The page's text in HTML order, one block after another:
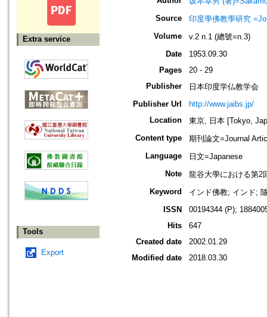
Extra service
Tools
Export
Source
印度學佛教學研究
Volume
v.2 n.1 (總號=n.3)
Date
1953.09.30
Pages
20 - 29
Publisher
日本印度学仏教学会
Publisher Url
http://www.jaibs.jp/
Location
東京, 日本 [Tokyo,
Content type
期刊論文=Journal
Language
日文=Japanese
Note
龍谷大學における第2
Keyword
インド佛教; インド;
ISSN
00194344 (P);
Hits
647
Created date
2002.01.29
Modified date
2018.03.30